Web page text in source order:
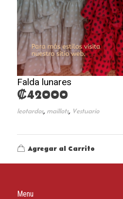
Falda lunares
₡42000
leotardos, maillots, Vestuario
Agregar al Carrito
Menu